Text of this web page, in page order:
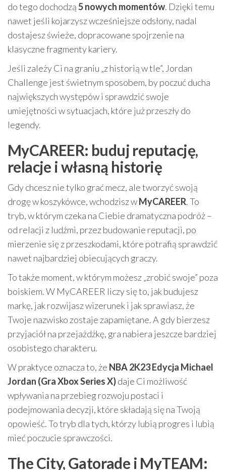
do tego dochodzą5 nowych momentów. Dzięki temu
nawet jeśli kojarzysz wcześniejsze odsłony, nadal
dostajesz świeże, dopracowane spojrzenie na
klasyczne fragmenty kariery.
Jeśli zależy Ci na graniu „z historią w tle”, Jordan
Challenge jest świetnym sposobem, by poczuć ducha
największych występów i sprawdzić swoje
umiejętności w sytuacjach, które już przeszły do
legendy.
MyCAREER: buduj reputację,
relacje i własną historię
Gdy chcesz nie tylko grać mecz, ale tworzyć swoją
drogę w koszykówce, wchodzisz wMyCAREER. To
tryb, w którym czeka na Ciebie dramatyczna podróż –
od relacji z ludźmi, przez budowanie reputacji, po
mierzenie się z przeszkodami, które potrafią sprawdzić
nawet najbardziej obiecujących graczy.
To także moment, w którym możesz „zrobić swoje” poza
boiskiem. W MyCAREER liczy się to, jak budujesz
markę, jak rozwijasz wizerunek i jak sprawiasz, że
Twoje nazwisko zostaje zapamiętane. A gdy bierzesz
przyjaciół na przejażdżkę, gra nabiera jeszcze bardziej
osobistego charakteru.
W praktyce oznacza to, że NBA 2K23 Edycja Michael
Jordan (Gra Xbox Series X)daje Ci możliwość
wpływania na przebieg rozwoju postaci i
podejmowania decyzji, które składają się na Twoją
opowieść. To tryb dla tych, którzy lubią progres i lubią
mieć poczucie sprawczości.
The City, Gatorade i MyTEAM: